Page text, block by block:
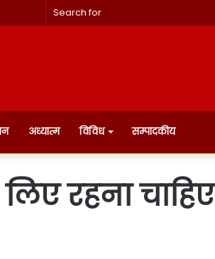
अध्यात्म विविध सम्पादकीय
रहना चाहिए